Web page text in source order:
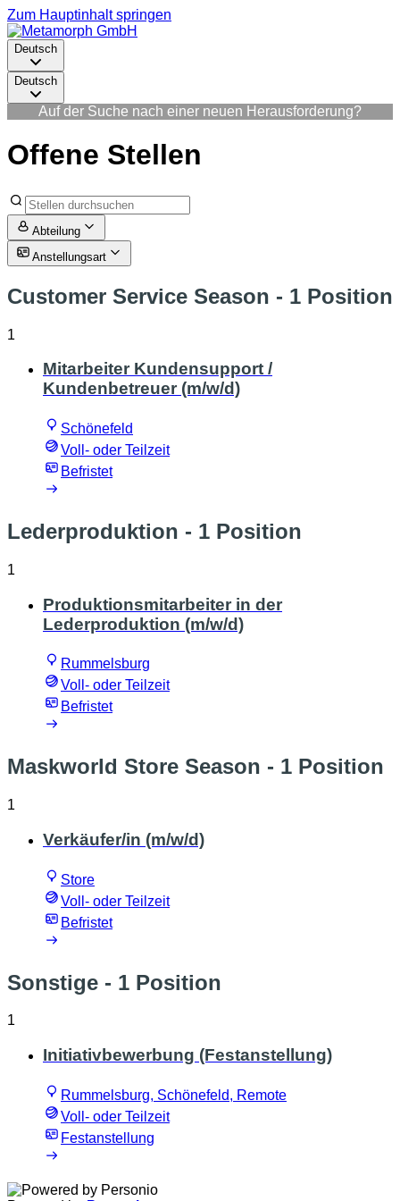
Zum Hauptinhalt springen
Deutsch
Deutsch
Auf der Suche nach einer neuen Herausforderung?
Offene Stellen
Abteilung
Anstellungsart
Customer Service Season - 1 Position
1
Mitarbeiter Kundensupport /
Kundenbetreuer (m/w/d)
Schönefeld
Voll- oder Teilzeit
Befristet
Lederproduktion - 1 Position
1
Produktionsmitarbeiter in der
Lederproduktion (m/w/d)
Rummelsburg
Voll- oder Teilzeit
Befristet
Maskworld Store Season - 1 Position
1
Verkäufer/in (m/w/d)
Store
Voll- oder Teilzeit
Befristet
Sonstige - 1 Position
1
Initiativbewerbung (Festanstellung)
Rummelsburg, Schönefeld, Remote
Voll- oder Teilzeit
Festanstellung